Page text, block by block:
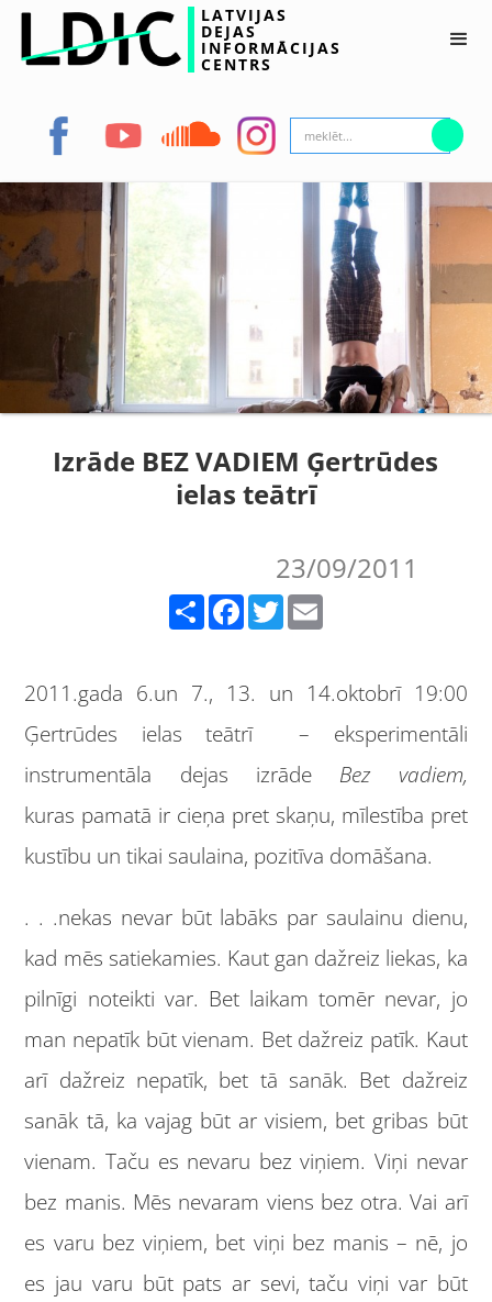
LATVIJAS
DEJAS
INFORMĀCIJAS
CENTRS
Izrāde BEZ VADIEM Ģertrūdes
ielas teātrī
23/09/2011
Facebook Twitter
2011.gada 6.un 7., 13. un 14.oktobrī 19:00
Ģertrūdes ielas teātrī – eksperimentāli
instrumentāla dejas izrāde Bez vadiem,
kuras pamatā ir cieņa pret skaņu, mīlestība pret
kustību un tikai saulaina, pozitīva domāšana.
. . .nekas nevar būt labāks par saulainu dienu,
kad mēs satiekamies. Kaut gan dažreiz liekas, ka
pilnīgi noteikti var. Bet laikam tomēr nevar, jo
man nepatīk būt vienam. Bet dažreiz patīk. Kaut
arī dažreiz nepatīk, bet tā sanāk. Bet dažreiz
sanāk tā, ka vajag būt ar visiem, bet gribas būt
vienam. Taču es nevaru bez viņiem. Viņi nevar
bez manis. Mēs nevaram viens bez otra. Vai arī
es varu bez viņiem, bet viņi bez manis – nē, jo
es jau varu būt pats ar sevi, taču viņi var būt